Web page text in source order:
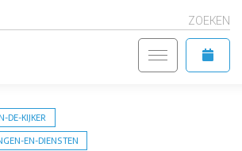
ZOEKEN
DE-KIJKER
EN-DIENSTEN